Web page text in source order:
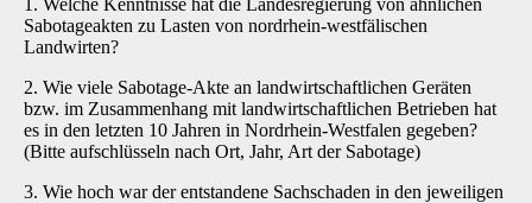
Sabotageakten zu Lasten von nordrhein-westfälischen
Landwirten?
2. Wie viele Sabotage-Akte an landwirtschaftlichen Geräten
bzw. im Zusammenhang mit landwirtschaftlichen Betrieben hat
es in den letzten 10 Jahren in Nordrhein-Westfalen gegeben?
(Bitte aufschlüsseln nach Ort, Jahr, Art der Sabotage)
3. Wie hoch war der entstandene Sachschaden in den jeweiligen